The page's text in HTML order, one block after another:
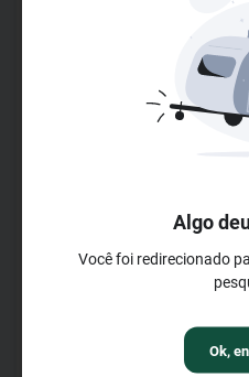
Algo
Você foi redirecionado
Ok,
locais. Oferecemos
idades e quartos
bem-estar, tudo em um
LER
Horários de Check-in
Aberto das 0h00m
Até às 0h00m
Horários do Café da Manhã